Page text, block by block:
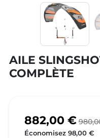
AILE
COMPLÈTE
882,00 €
Économisez 98,00 €